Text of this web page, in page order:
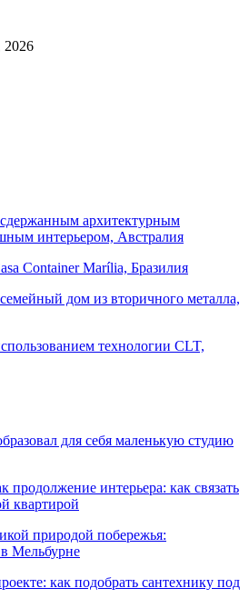
2026
архитектурным
интерьером, Австралия
Container Marília, Бразилия
дом из вторичного металла,
технологии CLT,
для себя маленькую студию
продолжение интерьера: как связать
квартирой
природой побережья:
Мельбурне
как подобрать сантехнику под